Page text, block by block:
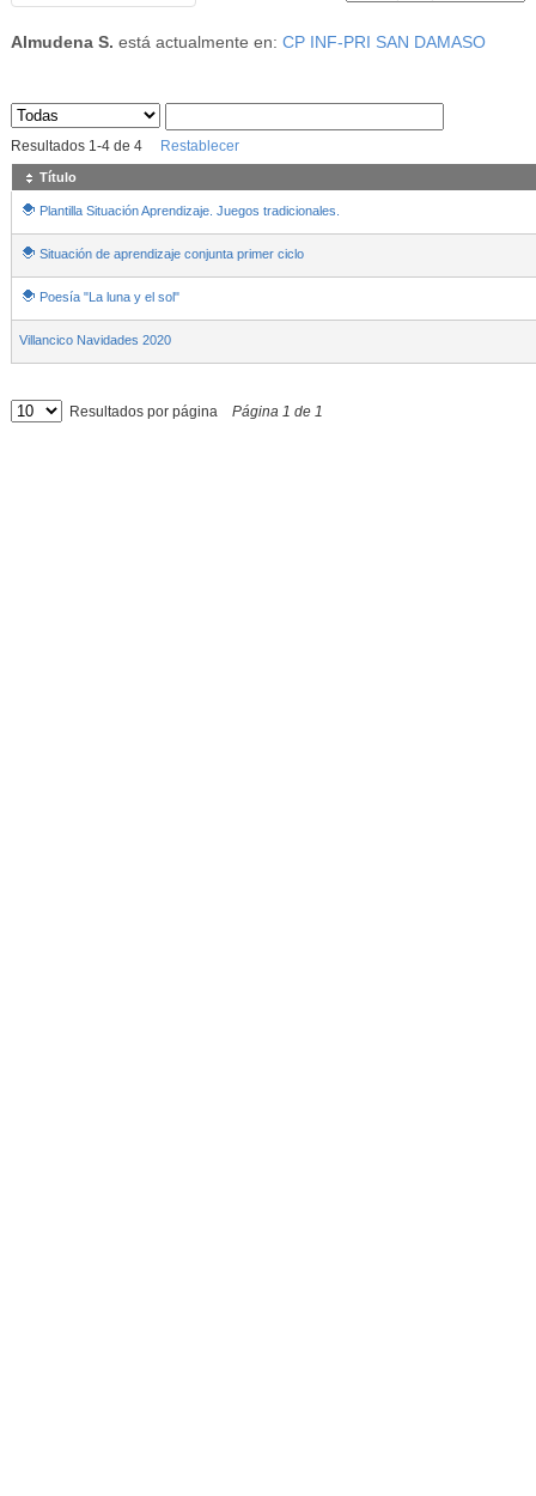
Almudena S. está actualmente en: CP INF-PRI SAN DAMASO
Sus archivos
Resultados 1-4de 4 Restablecer
Título
Plantilla Situación Aprendizaje. Juegos tradicionales.
Situación de aprendizaje conjunta primer ciclo
Poesía "La luna y el sol"
Villancico Navidades 2020
Resultados por página Página 1 de 1